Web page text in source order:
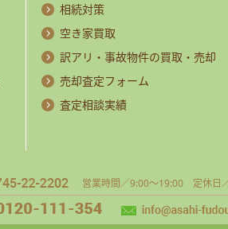
相続対策
空き家買取
訳アリ・事故物件の買取・売却
売却査定フォーム
査定相談実績
営業時間／9:00～19:00 定休日